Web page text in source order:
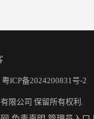
粤ICP备2024200831号-2
限公司 保留所有权利.